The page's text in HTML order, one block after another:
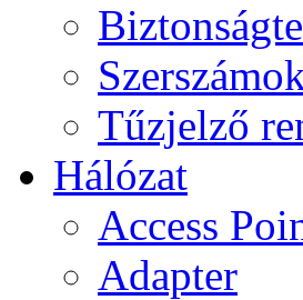
Tűzjelző
Hálózat
Access
Adapter